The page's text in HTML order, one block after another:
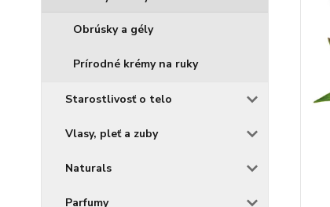
Obrúsky a gély
Prírodné krémy na ruky
Starostlivosť o telo
Vlasy, pleť a zuby
Naturals
Parfumy